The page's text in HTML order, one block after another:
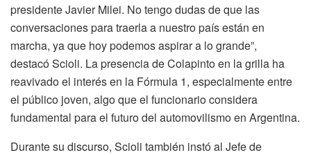
presidente Javier Milei. No tengo dudas de que las
conversaciones para traerla a nuestro país están en
marcha, ya que hoy podemos aspirar a lo grande”,
destacó Scioli. La presencia de Colapinto en la grilla ha
reavivado el interés en la Fórmula 1, especialmente entre
el público joven, algo que el funcionario considera
fundamental para el futuro del automovilismo en Argentina.
Durante su discurso, Scioli también instó al Jefe de